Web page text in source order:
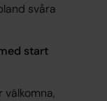
svåra
start
välkomna,